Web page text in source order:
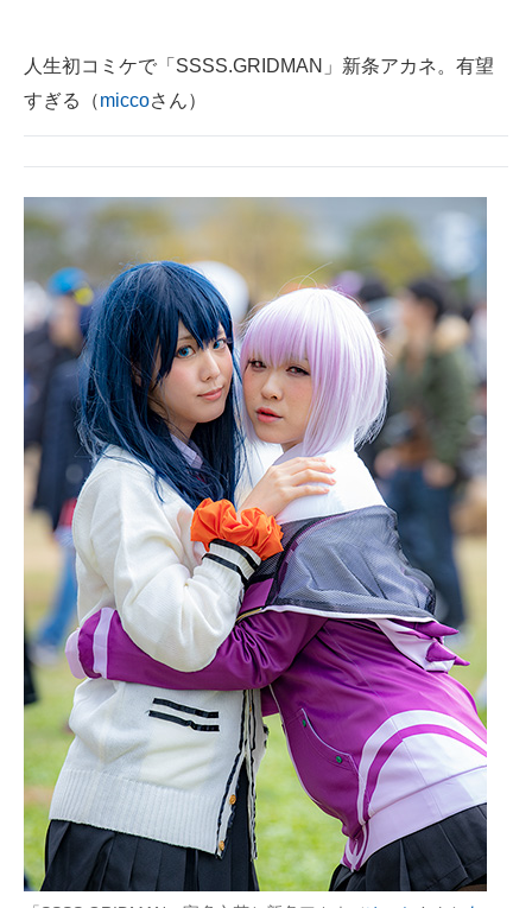
人生初コミケで「SSSS.GRIDMAN」新条アカネ。有望
すぎる（miccoさん）